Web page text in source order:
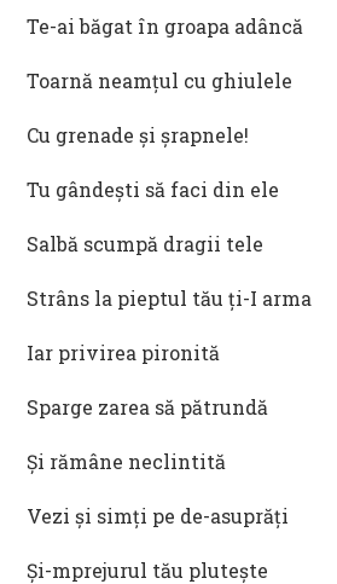
Te-ai băgat în groapa adâncă
Toarnă neamțul cu ghiulele
Cu grenade și șrapnele!
Tu gândești să faci din ele
Salbă scumpă dragii tele
Strâns la pieptul tău ți-I arma
Iar privirea pironită
Sparge zarea să pătrundă
Și rămâne neclintită
Vezi și simți pe de-asuprăți
Și-mprejurul tău plutește